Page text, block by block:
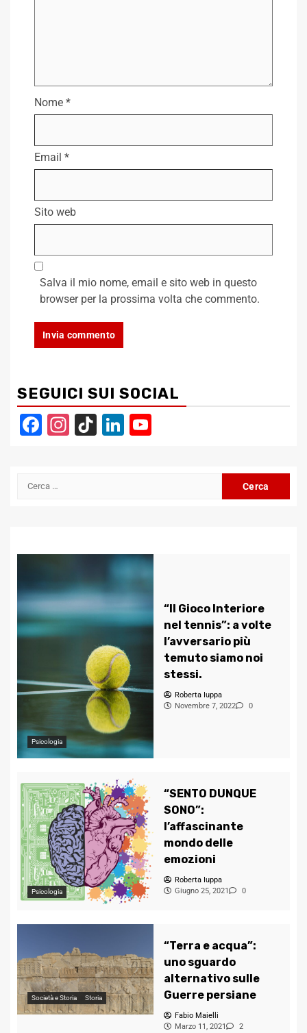
Nome *
Email *
Sito web
Salva il mio nome, email e sito web in questo
browser per la prossima volta che commento.
SEGUICI SUI SOCIAL
Facebook
Instagram
TikTokLinkedIn
Ricerca
Psicologia
“Il Gioco Interiore
nel tennis”: a volte
l’avversario più
temuto siamo noi
stessi.
Roberta Iuppa
Novembre 7, 2022
0
Psicologia
“SENTO DUNQUE
SONO”:
l’affascinante
mondo delle
emozioni
Roberta Iuppa
Giugno 25, 2021
0
Società e Storia Storia
“Terra e acqua”:
uno sguardo
alternativo sulle
Guerre persiane
Fabio Maielli
Marzo 11, 2021
2